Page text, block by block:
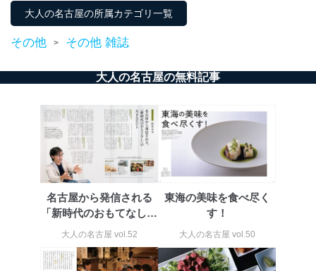
に、これらの法令及びその他の規範を常に適合させま
す。
個人情報の安全管理措置
当社は、個人情報の正確性及び安全性を確保するため
に、下記セキュリティ対策をはじめとする安全対策を実
正に努めます。
アクセス制御
個人データを取り扱うことのできる機器及び当該
機器を取り扱う従業者を明確化し、 個人データへ
の不要なアクセスを防止しています。
アクセス者の識別と認証
機器に標準装備されているユーザー制御機能（ユ
ベース等を取り扱う情報システムを使用する従業
者を識別・認証しています。
大人の名古屋の所属カテゴリ一覧
その他 > その他 雑誌
大人の名古屋の無料記事
名古屋から発信される
「新時代のおもてなし」
の大きなヒント
大人の名古屋 vol.52
東海の美味を食べ尽く
す！
大人の名古屋 vol.50